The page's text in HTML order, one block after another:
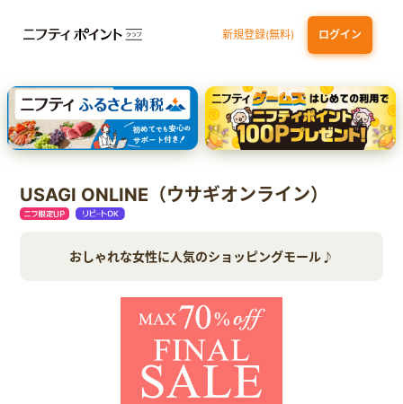
新規登録(無料) ログイン
dカード GOLD 三井住友カード ゴールド（NL）（家族カード発行）
【実質初月無料】DMM | Disney+(ディズニープラス) セットプラン
SBI証券 確定拠出年金（iDeCo）
USAGI ONLINE（ウサギオンライン）
おしゃれな女性に人気のショッピングモール♪